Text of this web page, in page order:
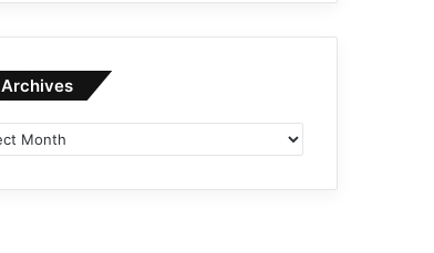
Archives Archives